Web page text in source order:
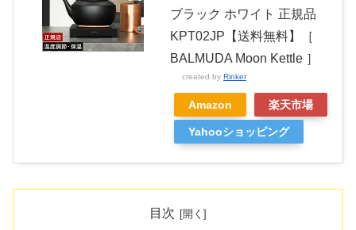
ブラック ホワイト 正規品
KPT02JP【送料無料】［
BALMUDA Moon Kettle ］
created by Rinker
Amazon 楽天市場
Yahooショッピング
目次